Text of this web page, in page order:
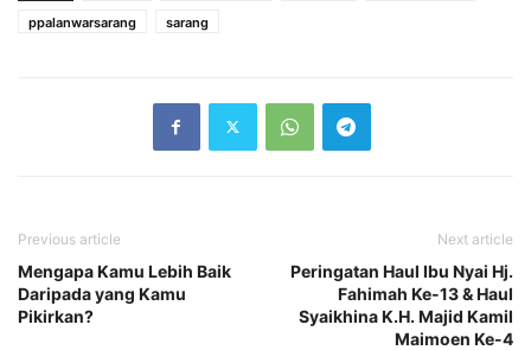
ppalanwarsarang
sarang
Previous article
Mengapa Kamu Lebih Baik
Daripada yang Kamu
Pikirkan?
Next article
Peringatan Haul Ibu Nyai Hj.
Fahimah Ke-13 & Haul
Syaikhina K.H. Majid Kamil
Maimoen Ke-4